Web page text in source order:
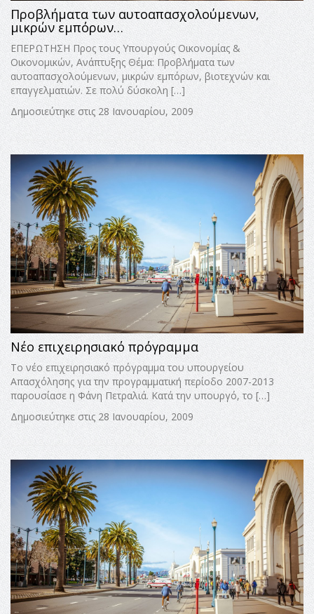
Προβλήματα των αυτοαπασχολούμενων,
μικρών εμπόρων…
ΕΠΕΡΩΤΗΣΗ Προς τους Υπουργούς Οικονομίας &
Οικονομικών, Ανάπτυξης Θέμα: Προβλήματα των
αυτοαπασχολούμενων, μικρών εμπόρων, βιοτεχνών και
επαγγελματιών. Σε πολύ δύσκολη […]
Δημοσιεύτηκε στις 28 Ιανουαρίου, 2009
Νέο επιχειρησιακό πρόγραμμα
Το νέο επιχειρησιακό πρόγραμμα του υπουργείου
Απασχόλησης για την προγραμματική περίοδο 2007-2013
παρουσίασε η Φάνη Πετραλιά. Kατά την υπουργό, το […]
Δημοσιεύτηκε στις 28 Ιανουαρίου, 2009